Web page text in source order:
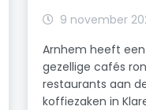
9 november
Arnhem heeft
gezellige cafés
restaurants aan
koffiezaken in